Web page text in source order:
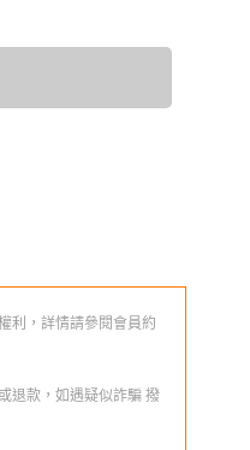
利，詳情請參閱會員約
退款，如遇疑似詐騙 撥